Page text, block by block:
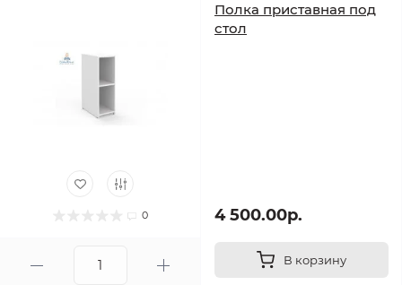
0
Полка приставная под
стол
4 500.00р.
В корзину